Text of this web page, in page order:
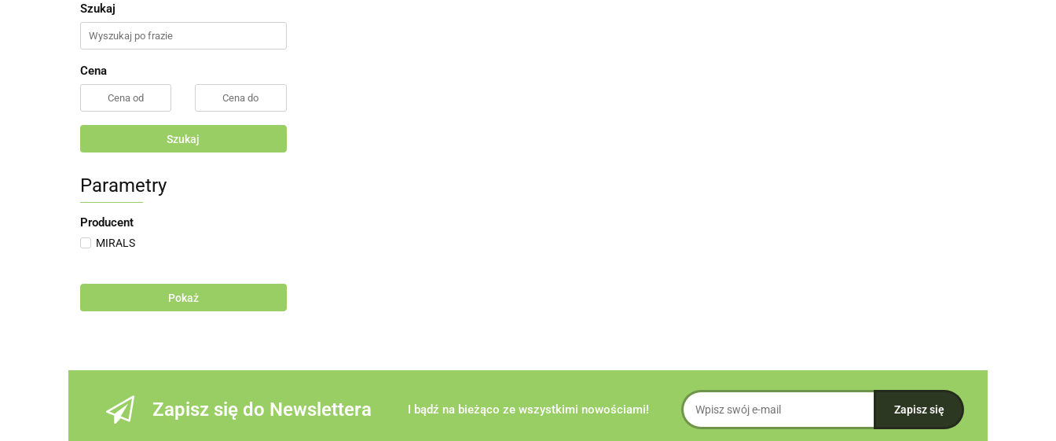
Szukaj
Cena
Szukaj
Parametry
Producent
MIRALS
Pokaż
Zapisz się do Newslettera I bądź na bieżąco ze wszystkimi nowościami!